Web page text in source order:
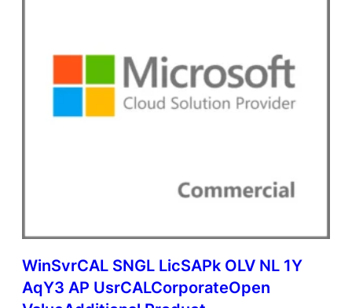
WinSvrCAL SNGL LicSAPk OLV NL 1Y
AqY3 AP UsrCALCorporateOpen